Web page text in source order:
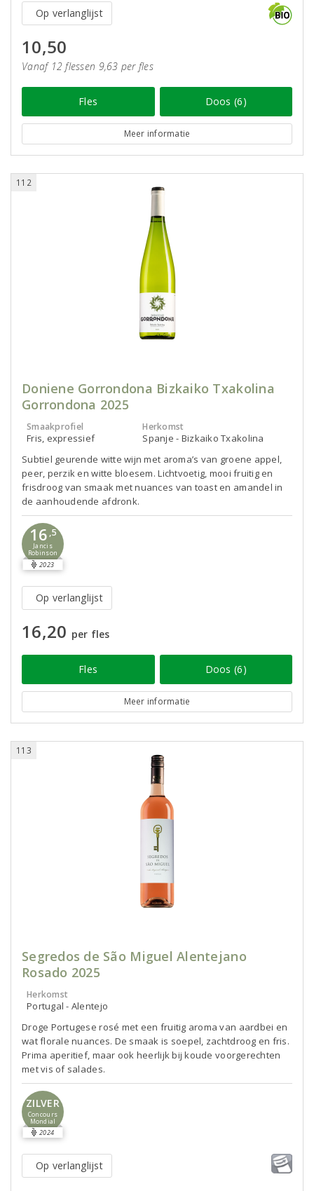
Op verlanglijst
10,50
Vanaf 12 flessen 9,63 per fles
Fles Doos (6)
Meer informatie
112
Doniene Gorrondona Bizkaiko Txakolina
Gorrondona 2025
Smaakprofiel
Fris, expressief
Herkomst
Spanje - Bizkaiko Txakolina
Subtiel geurende witte wijn met aroma’s van groene appel,
peer, perzik en witte bloesem. Lichtvoetig, mooi fruitig en
frisdroog van smaak met nuances van toast en amandel in
de aanhoudende afdronk.
16 ,5
Jancis
Robinson
2023
Op verlanglijst
16,20 per fles
Fles Doos (6)
Meer informatie
113
Segredos de São Miguel Alentejano
Rosado 2025
Herkomst
Portugal - Alentejo
Droge Portugese rosé met een fruitig aroma van aardbei en
wat florale nuances. De smaak is soepel, zachtdroog en fris.
Prima aperitief, maar ook heerlijk bij koude voorgerechten
met vis of salades.
ZILVER
Concours
Mondial
2024
Op verlanglijst